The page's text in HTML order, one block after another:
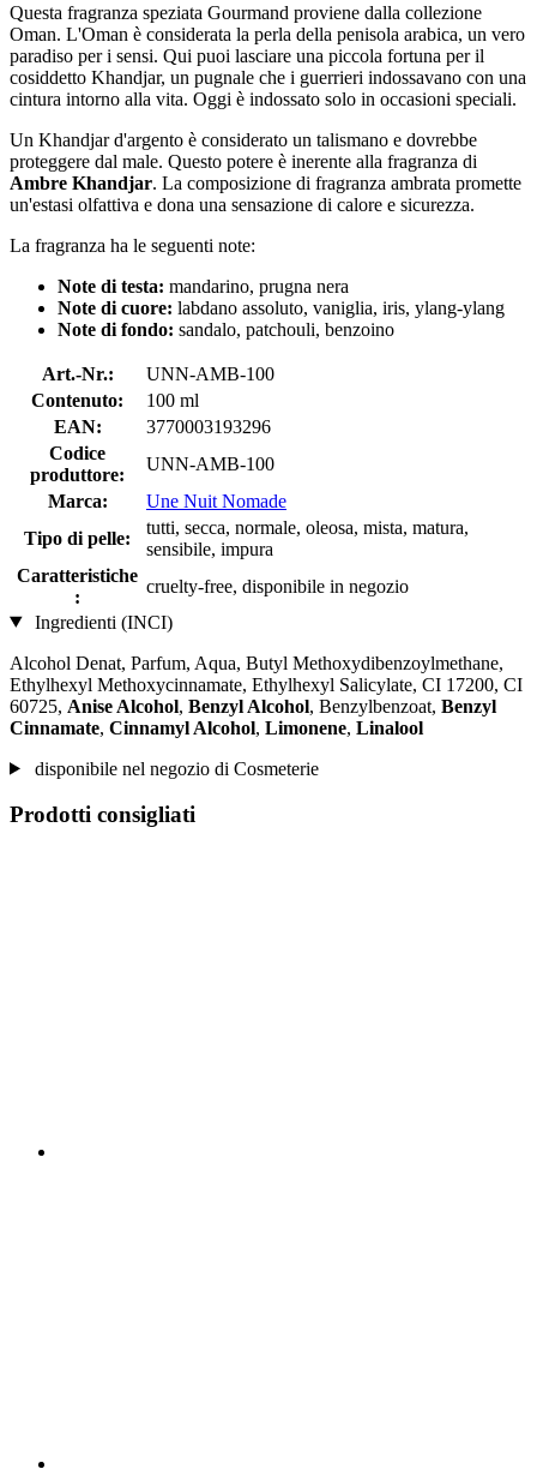
Questa fragranza speziata Gourmand proviene dalla collezione
Oman. L'Oman è considerata la perla della penisola arabica, un vero
paradiso per i sensi. Qui puoi lasciare una piccola fortuna per il
cosiddetto Khandjar, un pugnale che i guerrieri indossavano con una
cintura intorno alla vita. Oggi è indossato solo in occasioni speciali.
Un Khandjar d'argento è considerato un talismano e dovrebbe
proteggere dal male. Questo potere è inerente alla fragranza di
Ambre Khandjar. La composizione di fragranza ambrata promette
un'estasi olfattiva e dona una sensazione di calore e sicurezza.
La fragranza ha le seguenti note:
Note di testa: mandarino, prugna nera
Note di cuore: labdano assoluto, vaniglia, iris, ylang-ylang
Note di fondo: sandalo, patchouli, benzoino
Art.-Nr.:
UNN-AMB-100
Contenuto:
100 ml
EAN:
3770003193296
Codice
produttore:
UNN-AMB-100
Marca:
Une Nuit Nomade
Tipo di pelle:
tutti, secca, normale, oleosa, mista, matura,
sensibile, impura
Caratteristiche
:
cruelty-free, disponibile in negozio
Ingredienti (INCI)
Alcohol Denat, Parfum, Aqua, Butyl Methoxydibenzoylmethane,
Ethylhexyl Methoxycinnamate, Ethylhexyl Salicylate, CI 17200, CI
60725, Anise Alcohol, Benzyl Alcohol, Benzylbenzoat, Benzyl
Cinnamate, Cinnamyl Alcohol, Limonene, Linalool
disponibile nel negozio di Cosmeterie
Prodotti consigliati